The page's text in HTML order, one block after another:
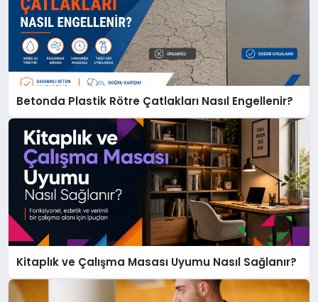
Betonda Plastik Rötre Çatlakları Nasıl Engellenir?
Kitaplık ve Çalışma Masası Uyumu Nasıl Sağlanır?